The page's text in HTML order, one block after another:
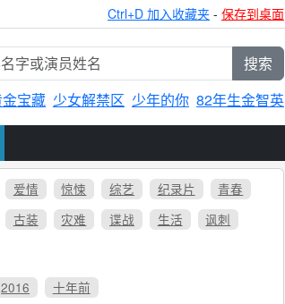
Ctrl+D 加入收藏夹 - 保存到桌面
搜索
宝藏 少女解禁区 少年的你 82年生金智英
爱情 惊悚 综艺 纪录片
青春
古装 灾难 谍战 生活
讽刺
2016 十年前